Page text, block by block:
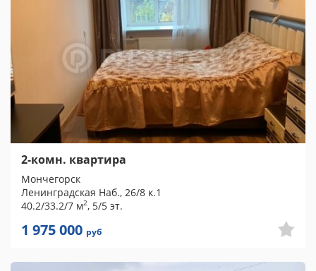
2-комн. квартира
Мончегорск
Ленинградская Наб., 26/8 к.1
40.2/33.2/7 м2, 5/5 эт.
1 975 000 руб